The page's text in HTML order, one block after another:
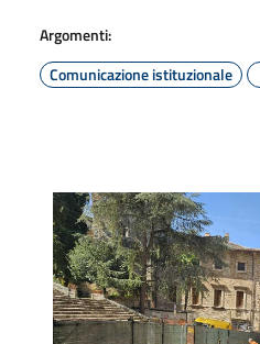
Argomenti:
Comunicazione istituzionale